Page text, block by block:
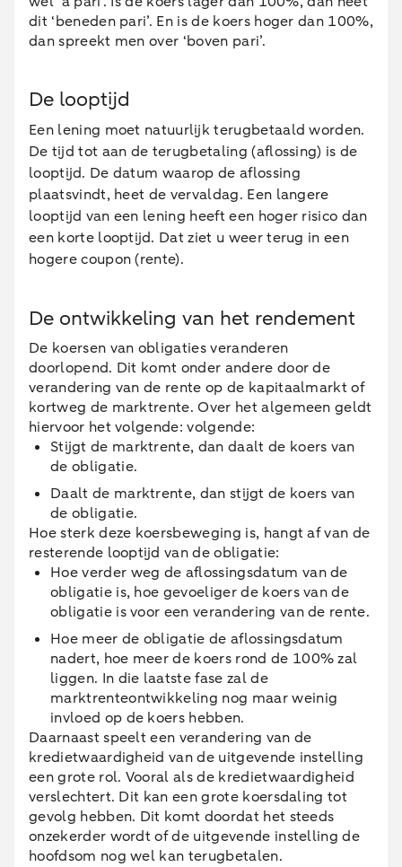
dit ‘beneden pari’. En is de koers hoger dan 100%,
dan spreekt men over ‘boven pari’.
De looptijd
Een lening moet natuurlijk terugbetaald worden.
De tijd tot aan de terugbetaling (aflossing) is de
looptijd. De datum waarop de aflossing
plaatsvindt, heet de vervaldag. Een langere
looptijd van een lening heeft een hoger risico dan
een korte looptijd. Dat ziet u weer terug in een
hogere coupon (rente).
De ontwikkeling van het rendement
De koersen van obligaties veranderen
doorlopend. Dit komt onder andere door de
verandering van de rente op de kapitaalmarkt of
kortweg de marktrente. Over het algemeen geldt
hiervoor het volgende: volgende:
Stijgt de marktrente, dan daalt de koers van
de obligatie.
Daalt de marktrente, dan stijgt de koers van
de obligatie.
Hoe sterk deze koersbeweging is, hangt af van de
resterende looptijd van de obligatie:
Hoe verder weg de aflossingsdatum van de
obligatie is, hoe gevoeliger de koers van de
obligatie is voor een verandering van de rente.
Hoe meer de obligatie de aflossingsdatum
nadert, hoe meer de koers rond de 100% zal
liggen. In die laatste fase zal de
marktrenteontwikkeling nog maar weinig
invloed op de koers hebben.
Daarnaast speelt een verandering van de
kredietwaardigheid van de uitgevende instelling
een grote rol. Vooral als de kredietwaardigheid
verslechtert. Dit kan een grote koersdaling tot
gevolg hebben. Dit komt doordat het steeds
onzekerder wordt of de uitgevende instelling de
hoofdsom nog wel kan terugbetalen.